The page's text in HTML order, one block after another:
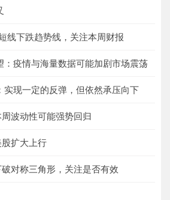
线下跌趋势线，关注本周财报
：疫情与海量数据可能加剧市场震荡
实现一定的反弹，但依然承压向下
波动性可能强势回归
扩大上行
对称三角形，关注是否有效